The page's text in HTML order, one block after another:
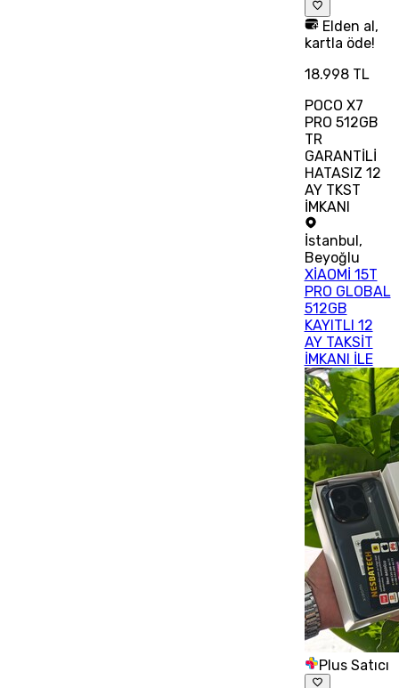
Elden al,
kartla öde!
18.998 TL
POCO X7
PRO 512GB
TR
GARANTİLİ
HATASIZ 12
AY TKST
İMKANI
İstanbul,
Beyoğlu
XİAOMİ 15T
PRO GLOBAL
512GB
KAYITLI 12
AY TAKSİT
İMKANI İLE
Plus Satıcı